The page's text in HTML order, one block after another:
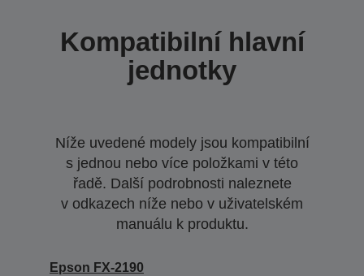
Kompatibilní hlavní
jednotky
Níže uvedené modely jsou kompatibilní
s jednou nebo více položkami v této
řadě. Další podrobnosti naleznete
v odkazech níže nebo v uživatelském
manuálu k produktu.
Epson FX-2190